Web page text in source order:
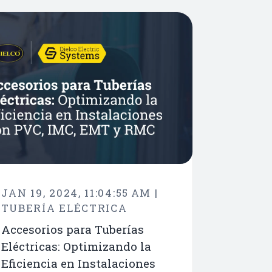
JAN 19, 2024, 11:04:55 AM |
TUBERÍA ELÉCTRICA
Accesorios para Tuberías
Eléctricas: Optimizando la
Eficiencia en Instalaciones